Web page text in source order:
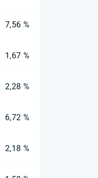
7,56 %
1,67 %
2,28 %
6,72 %
2,18 %